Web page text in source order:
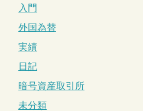
入門
外国為替
実績
日記
暗号資産取引所
未分類